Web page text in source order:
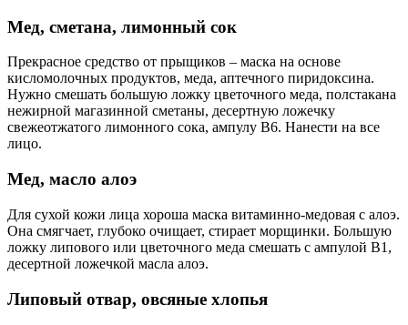
Мед, сметана, лимонный сок
Прекрасное средство от прыщиков – маска на основе
кисломолочных продуктов, меда, аптечного пиридоксина.
Нужно смешать большую ложку цветочного меда, полстакана
нежирной магазинной сметаны, десертную ложечку
свежеотжатого лимонного сока, ампулу В6. Нанести на все
лицо.
Мед, масло алоэ
Для сухой кожи лица хороша маска витаминно-медовая с алоэ.
Она смягчает, глубоко очищает, стирает морщинки. Большую
ложку липового или цветочного меда смешать с ампулой В1,
десертной ложечкой масла алоэ.
Липовый отвар, овсяные хлопья